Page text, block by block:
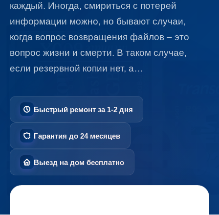
каждый. Иногда, смириться с потерей
информации можно, но бывают случаи,
когда вопрос возвращения файлов – это
вопрос жизни и смерти. В таком случае,
если резервной копии нет, а…
Быстрый ремонт за 1-2 дня
Гарантия до 24 месяцев
Выезд на дом бесплатно